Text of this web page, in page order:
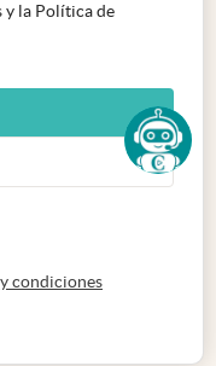
y la Política de
condicionesabre en nueva